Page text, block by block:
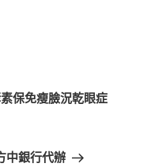
保免瘦臉況乾眼症
中銀行代辦